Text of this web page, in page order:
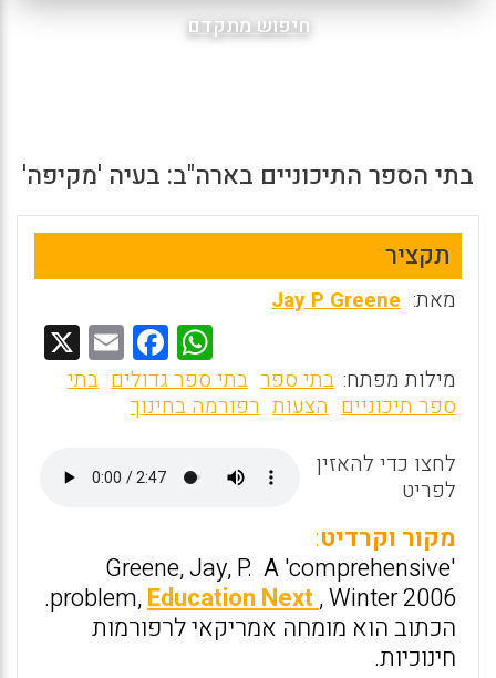
חיפוש מתקדם
בתי הספר התיכוניים בארה"ב: בעיה 'מקיפה'
תקציר
מאת: Jay P Greene
W
h
at
A
p
F
a
ce
o
k
E
m מילות מפתח: בתי ספר בתי ספר גדולים בתי
ספר תיכוניים הצעות רפורמה בחינוך
לחצו כדי להאזין
לפריט
מקור וקרדיט:
Greene, Jay, P. A 'comprehensive'
problem,Education Next , Winter 2006.
הכתוב הוא מומחה אמריקאי לרפורמות
חינוכיות.